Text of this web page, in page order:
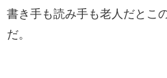
書き手も読み手も老人だとこ
だ。